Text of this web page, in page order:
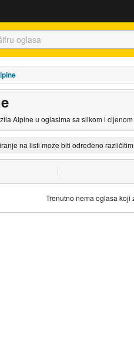
Alpine u oglasima sa slikom i
na listi može biti određeno
Trenutno nema oglasa